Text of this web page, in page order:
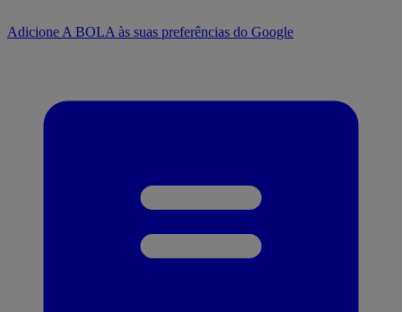
Adicione A BOLA às suas preferências do Google